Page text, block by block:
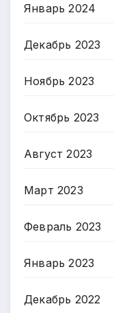
Январь 2024
Декабрь 2023
Ноябрь 2023
Октябрь 2023
Август 2023
Март 2023
Февраль 2023
Январь 2023
Декабрь 2022